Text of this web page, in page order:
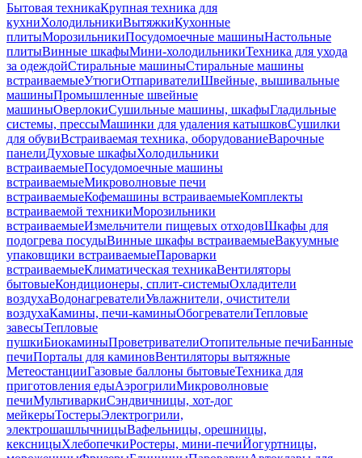
Бытовая техникаКрупная техника для
кухниХолодильникиВытяжкиКухонные
плитыМорозильникиПосудомоечные машиныНастольные
плитыВинные шкафыМини-холодильникиТехника для ухода
за одеждойСтиральные машиныСтиральные машины
встраиваемыеУтюгиОтпаривателиШвейные, вышивальные
машиныПромышленные швейные
машиныОверлокиСушильные машины, шкафыГладильные
системы, прессыМашинки для удаления катышковСушилки
для обувиВстраиваемая техника, оборудованиеВарочные
панелиДуховые шкафыХолодильники
встраиваемыеПосудомоечные машины
встраиваемыеМикроволновые печи
встраиваемыеКофемашины встраиваемыеКомплекты
встраиваемой техникиМорозильники
встраиваемыеИзмельчители пищевых отходовШкафы для
подогрева посудыВинные шкафы встраиваемыеВакуумные
упаковщики встраиваемыеПароварки
встраиваемыеКлиматическая техникаВентиляторы
бытовыеКондиционеры, сплит-системыОхладители
воздухаВодонагревателиУвлажнители, очистители
воздухаКамины, печи-каминыОбогревателиТепловые
завесыТепловые
пушкиБиокаминыПроветривателиОтопительные печиБанные
печиПорталы для каминовВентиляторы вытяжные
МетеостанцииГазовые баллоны бытовыеТехника для
приготовления едыАэрогрилиМикроволновые
печиМультиваркиСэндвичницы, хот-дог
мейкерыТостерыЭлектрогрили,
электрошашлычницыВафельницы, орешницы,
кексницыХлебопечкиРостеры, мини-печиЙогуртницы,